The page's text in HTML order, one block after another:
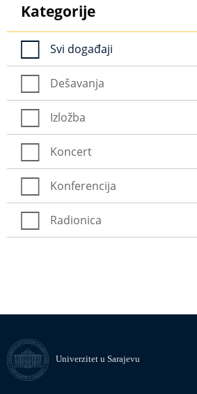
Kategorije
Svi događaji
Dešavanja
Izložba
Koncert
Konferencija
Radionica
Univerzitet u Sarajevu